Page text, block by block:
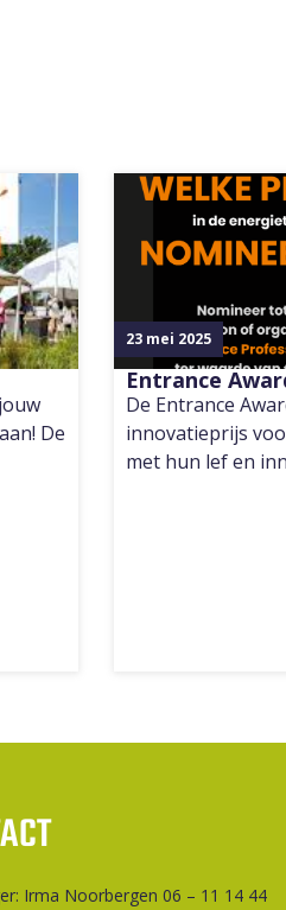
De
23 mei 2025
Entrance
De Entrance
innovatieprijs
met hun lef en
Irma Noorbergen 06 – 11 14 44